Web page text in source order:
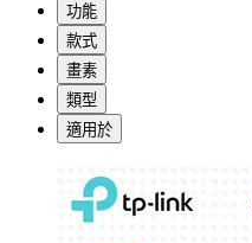
功能
款式
畫素
類型
適用於